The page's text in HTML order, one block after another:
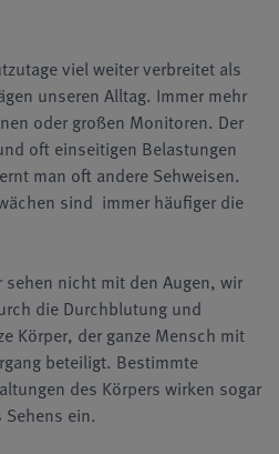
viel weiter verbreitet als
unseren Alltag. Immer mehr
oder großen Monitoren. Der
oft einseitigen Belastungen
man oft andere Sehweisen.
sind immer häufiger die
nicht mit den Augen, wir
die Durchblutung und
Körper, der ganze Mensch mit
beteiligt. Bestimmte
des Körpers wirken sogar
ein.